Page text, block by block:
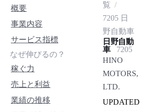
概要
事業内容
サービス指標
なぜ伸びるの？
稼ぐ力
売上と利益
業績の推移
覧
7205 日
野自動車
日野自動
車
7205
HINO
MOTORS,
LTD.
UPDATED